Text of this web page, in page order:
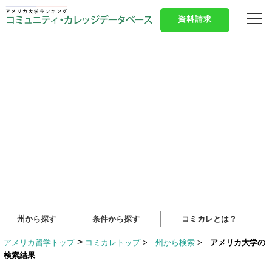
資料請求
州から探す 条件から探す コミカレとは？
アメリカ留学トップ> コミカレトップ > 州から検索 > アメリカ大学の
検索結果